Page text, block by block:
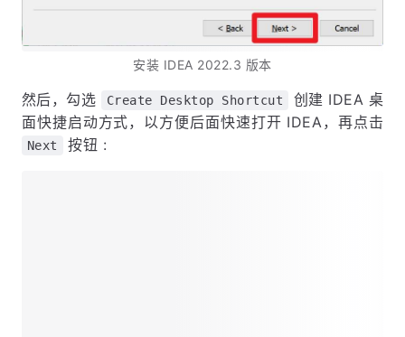
安装 IDEA 2022.3 版本
然后，勾选 Create Desktop Shortcut
创建 IDEA 桌
面快捷启动方式，以方便后面快速打开 IDEA，再点击
Next 按钮 :